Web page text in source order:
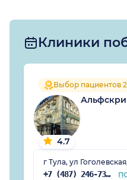
Клиники
Выбор пациентов
4.7
г Тула, ул
+7 (487) 246-73-80